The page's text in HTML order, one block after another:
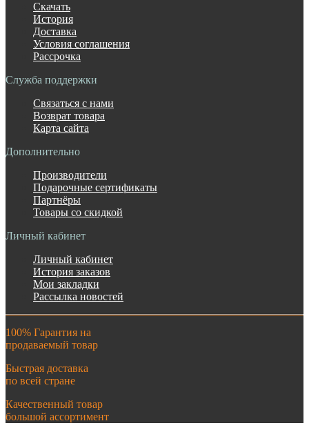
Скачать
История
Доставка
Условия соглашения
Рассрочка
Служба поддержки
Связаться с нами
Возврат товара
Карта сайта
Дополнительно
Производители
Подарочные сертификаты
Партнёры
Товары со скидкой
Личный кабинет
Личный кабинет
История заказов
Мои закладки
Рассылка новостей
100% Гарантия на
продаваемый товар
Быстрая доставка
по всей стране
Качественный товар
большой ассортимент